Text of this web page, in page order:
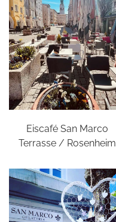
Eiscafé San Marco
Terrasse / Rosenheim